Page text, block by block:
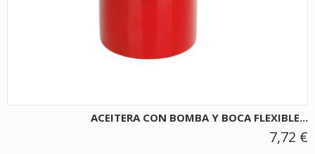
ACEITERA CON BOMBA Y BOCA FLEXIBLE...
7,72 €